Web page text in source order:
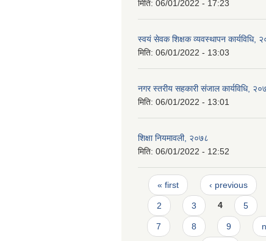
मिति: 06/01/2022 - 17:23
स्वयं सेवक शिक्षक व्यवस्थापन कार्यविधि,
मिति: 06/01/2022 - 13:03
नगर स्तरीय सहकारी संजाल कार्यविधि,
मिति: 06/01/2022 - 13:01
शिक्षा नियमावली, २०७८
मिति: 06/01/2022 - 12:52
Pages
« first ‹ previous
2 3 4 5
7 8 9